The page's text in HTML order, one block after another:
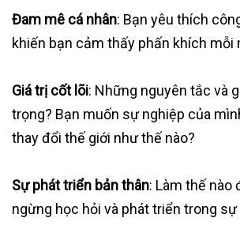
Đam mê cá nhân: Bạn yêu thích
khiến bạn cảm thấy phấn khích mỗi
Giá trị cốt lõi: Những nguyên tắc và
trọng? Bạn muốn sự nghiệp của
thay đổi thế giới như thế nào?
Sự phát triển bản thân: Làm thế nào
ngừng học hỏi và phát triển trong sự